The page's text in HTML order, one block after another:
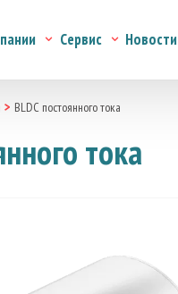
Сервис Новости
BLDC постоянного тока
тока